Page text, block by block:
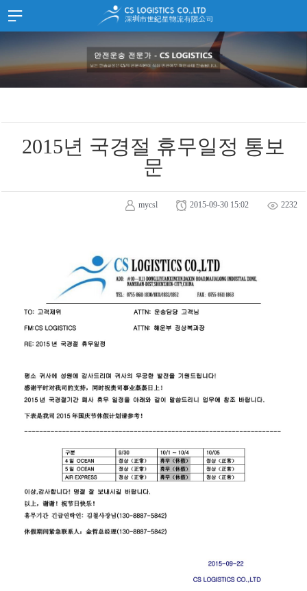
HOME SITEMAP
JOIN LOGIN
회사소개
고객지원
서류양식
찾아오시는길
한국 서울
2015년 국경절 휴무일정 통보
문
mycsl 2015-09-30 15:02 2232